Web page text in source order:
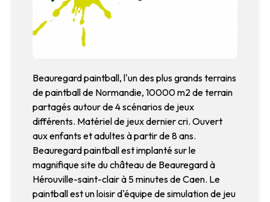
Beauregard paintball, l'un des plus grands terrains
de paintball de Normandie, 10000 m2 de terrain
partagés autour de 4 scénarios de jeux
différents. Matériel de jeux dernier cri. Ouvert
aux enfants et adultes à partir de 8 ans.
Beauregard paintball est implanté sur le
magnifique site du château de Beauregard à
Hérouville-saint-clair à 5 minutes de Caen. Le
paintball est un loisir d'équipe de simulation de jeu